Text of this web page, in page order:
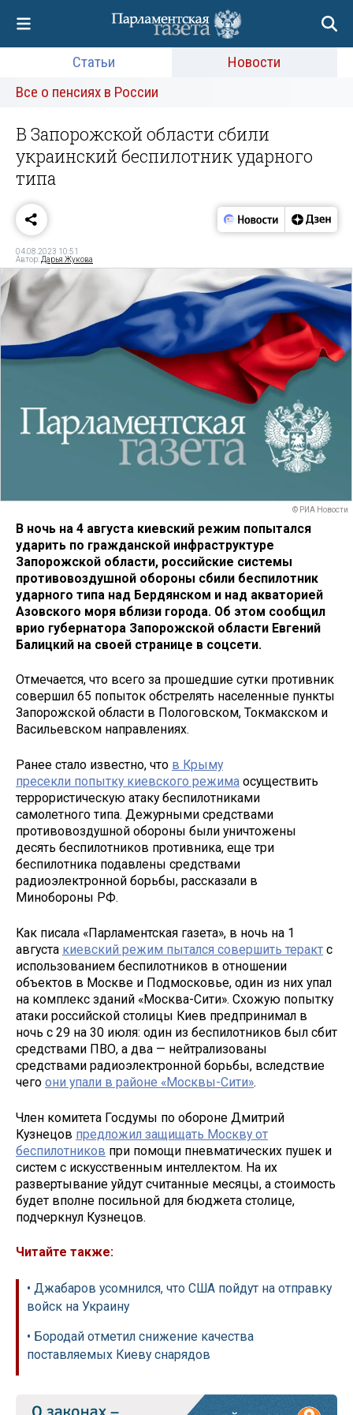
Статьи
Новости
Все о пенсиях в России
В Запорожской области сбили
украинский беспилотник ударного
типа
04.08.2023 10:51
Автор: Дарья Жукова
© РИА Новости
В ночь на 4 августа киевский режим попытался
ударить по гражданской инфраструктуре
Запорожской области, российские системы
противовоздушной обороны сбили беспилотник
ударного типа над Бердянском и над акваторией
Азовского моря вблизи города. Об этом сообщил
врио губернатора Запорожской области Евгений
Балицкий на своей странице в соцсети.
Отмечается, что всего за прошедшие сутки противник
совершил 65 попыток обстрелять населенные пункты
Запорожской области в Пологовском, Токмакском и
Васильевском направлениях.
Ранее стало известно, что в Крыму
пресекли попытку киевского режима осуществить
террористическую атаку беспилотниками
самолетного типа. Дежурными средствами
противовоздушной обороны были уничтожены
десять беспилотников противника, еще три
беспилотника подавлены средствами
радиоэлектронной борьбы, рассказали в
Минобороны РФ.
Как писала «Парламентская газета», в ночь на 1
августа киевский режим пытался совершить теракт с
использованием беспилотников в отношении
объектов в Москве и Подмосковье, один из них упал
на комплекс зданий «Москва-Сити». Схожую попытку
атаки российской столицы Киев предпринимал в
ночь с 29 на 30 июля: один из беспилотников был сбит
средствами ПВО, а два — нейтрализованы
средствами радиоэлектронной борьбы, вследствие
чего они упали в районе «Москвы-Сити».
Член комитета Госдумы по обороне Дмитрий
Кузнецов предложил защищать Москву от
беспилотников при помощи пневматических пушек и
систем с искусственным интеллектом. На их
развертывание уйдут считанные месяцы, а стоимость
будет вполне посильной для бюджета столице,
подчеркнул Кузнецов.
Читайте также:
• Джабаров усомнился, что США пойдут на отправку
войск на Украину
• Бородай отметил снижение качества
поставляемых Киеву снарядов